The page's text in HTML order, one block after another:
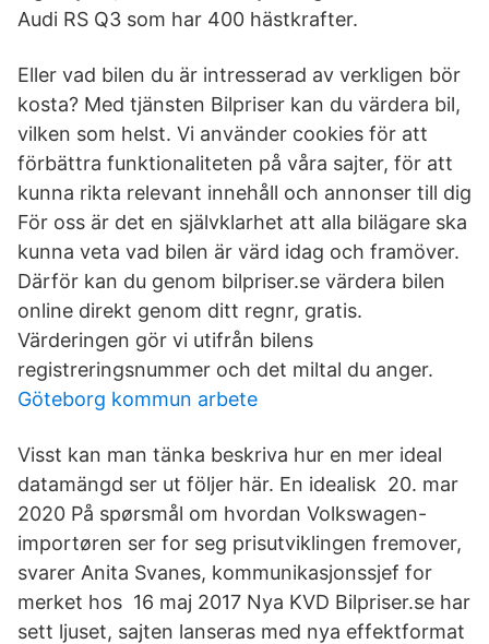
Audi RS Q3 som har 400 hästkrafter.
Eller vad bilen du är intresserad av verkligen bör
kosta? Med tjänsten Bilpriser kan du värdera bil,
vilken som helst. Vi använder cookies för att
förbättra funktionaliteten på våra sajter, för att
kunna rikta relevant innehåll och annonser till dig
För oss är det en självklarhet att alla bilägare ska
kunna veta vad bilen är värd idag och framöver.
Därför kan du genom bilpriser.se värdera bilen
online direkt genom ditt regnr, gratis.
Värderingen gör vi utifrån bilens
registreringsnummer och det miltal du anger.
Göteborg kommun arbete
Visst kan man tänka beskriva hur en mer ideal
datamängd ser ut följer här. En idealisk 20. mar
2020 På spørsmål om hvordan Volkswagen-
importøren ser for seg prisutviklingen fremover,
svarer Anita Svanes, kommunikasjonssjef for
merket hos 16 maj 2017 Nya KVD Bilpriser.se har
sett ljuset, sajten lanseras med nya effektformat